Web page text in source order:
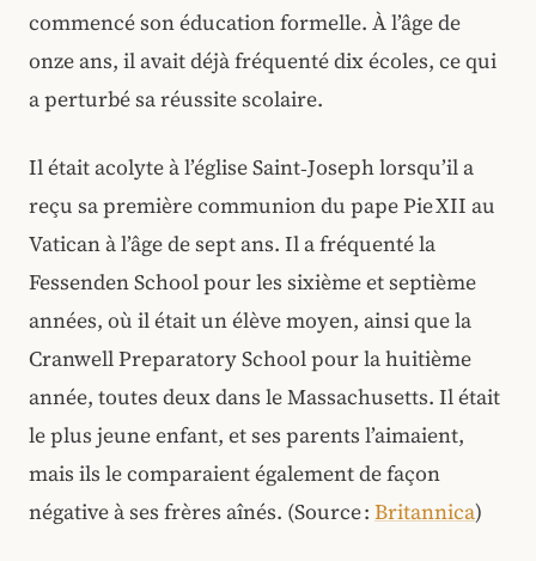
commencé son éducation formelle. À l’âge de
onze ans, il avait déjà fréquenté dix écoles, ce qui
a perturbé sa réussite scolaire.
Il était acolyte à l’église Saint‑Joseph lorsqu’il a
reçu sa première communion du pape Pie XII au
Vatican à l’âge de sept ans. Il a fréquenté la
Fessenden School pour les sixième et septième
années, où il était un élève moyen, ainsi que la
Cranwell Preparatory School pour la huitième
année, toutes deux dans le Massachusetts. Il était
le plus jeune enfant, et ses parents l’aimaient,
mais ils le comparaient également de façon
négative à ses frères aînés. (Source : Britannica)